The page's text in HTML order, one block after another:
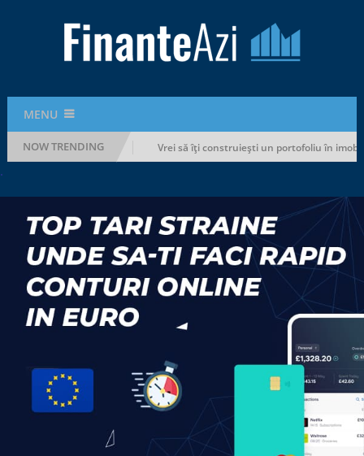
MENU
NOW TRENDING
să-ți rupi bugetul Vrei să îți construiești un portofoliu în imobiliare?
.